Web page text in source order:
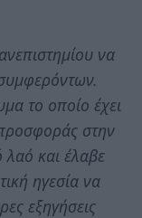
να
το οποίο έχει
στην
λαό και έλαβε
ηγεσία να
εξηγήσεις